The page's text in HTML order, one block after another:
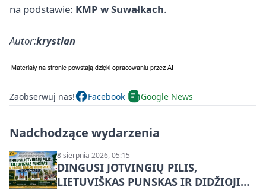
na podstawie: KMP w Suwałkach.
Autor:krystian
Zaobserwuj nas! Facebook Google News
Nadchodzące wydarzenia
8 sierpnia 2026, 05:15
DINGUSI JOTVINGIŲ PILIS,
LIETUVIŠKAS PUNSKAS IR DIDŽIOJI